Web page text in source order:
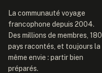
La communauté voyage
francophone depuis 2004.
Des millions de membres, 180
pays racontés, et toujours la
même envie : partir bien
préparés.